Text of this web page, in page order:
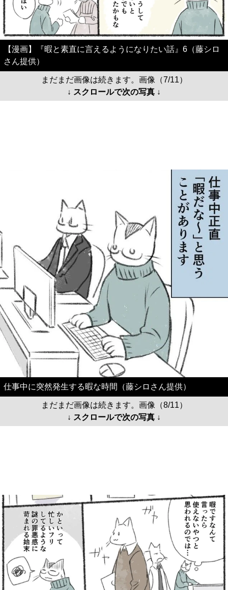
【漫画】『暇と素直に言えるようになりたい話』6（藤シロ
さん提供）
まだまだ画像は続きます。画像（7/11）
↓ スクロールで次の写真 ↓
仕事中に突然発生する暇な時間（藤シロさん提供）
まだまだ画像は続きます。画像（8/11）
↓ スクロールで次の写真 ↓